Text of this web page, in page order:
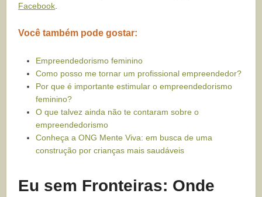
Facebook
Você também pode gostar:
Empreendedorismo feminino
Como posso me tornar um profissional empreendedor?
Por que é importante estimular o empreendedorismo
feminino?
O que talvez ainda não te contaram sobre o
empreendedorismo
Conheça a ONG Mente Viva: em busca de uma
construção por crianças mais saudáveis
Eu sem Fronteiras: Onde